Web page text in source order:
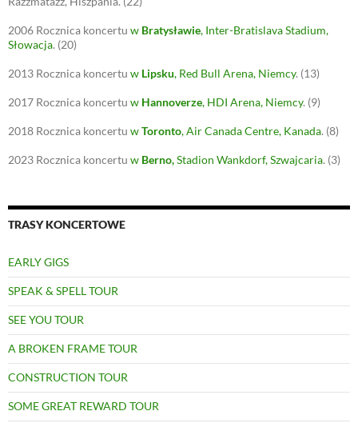
2006 Rocznica koncertu w Bratysławie, Inter-Bratislava Stadium,
Słowacja. (20)
2013 Rocznica koncertu w Lipsku, Red Bull Arena, Niemcy. (13)
2017 Rocznica koncertu w Hannoverze, HDI Arena, Niemcy. (9)
2018 Rocznica koncertu wToronto, Air Canada Centre, Kanada. (8)
2023 Rocznica koncertu w Berno,Stadion Wankdorf, Szwajcaria. (3)
TRASY KONCERTOWE
EARLY GIGS
SPEAK & SPELL TOUR
SEE YOU TOUR
A BROKEN FRAME TOUR
CONSTRUCTION TOUR
SOME GREAT REWARD TOUR